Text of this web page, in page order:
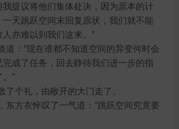
我提议将他们集体处决，因为原本的计
一天跳跃空间末回复原状，我们就不能
亦难以到我们这来。”
：“现在谁都不知道空间的异变何时会
完成了任务，回去静待我们进一步的指
”
个礼，由敞开的大门走了。
方衣悴叹了一气道：“跳跃空间究竟要